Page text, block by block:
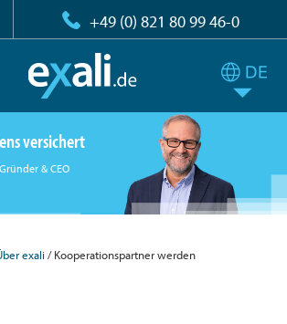
+49 (0) 821 80 99 46-0
versichert
& CEO
exali Kooperationspartner werden